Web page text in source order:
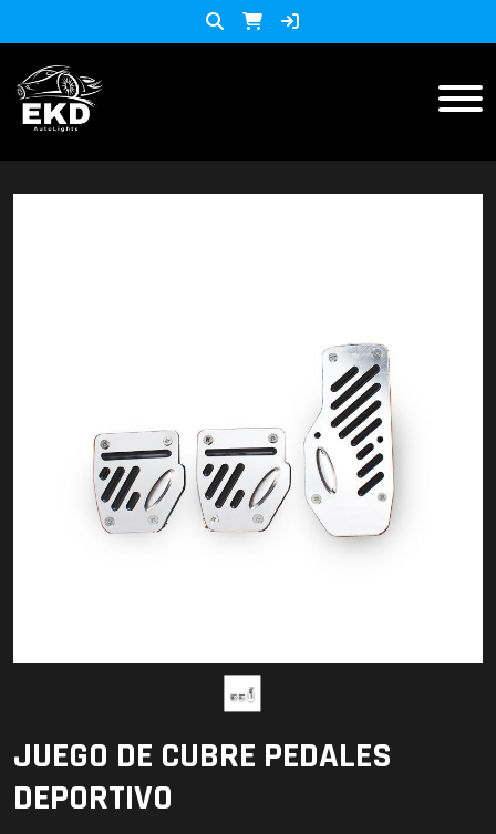
accesorios para celulares
Accesorios y herramientas
Audio
Barras
Detailing
Faros
LED
JUEGO DE CUBRE PEDALES
DEPORTIVO